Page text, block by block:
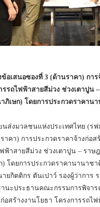
อเสนอซองที่ 3 (ด้านราคา) การ
รรถไฟฟ้าสายสีม่วง ช่วงเตาปูน
ภิเษก) โดยการประกวดราคาน
นส่งมวลชนแห่งประเทศไทย (รฟ
าคา) การประกวดราคาจ้างก่อส
ฟฟ้าสายสีม่วง ช่วงเตาปูน – รา
) โดยการประกวดราคานานาช
ยกิตติกร ตันเปาว์ รองผู้ว่าการ
านะประธานคณะกรรมการพิจา
อสร้างงานโยธา โครงการรถไ